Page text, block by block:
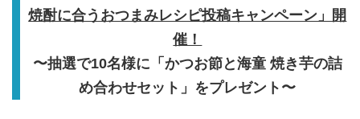
焼酎に合うおつまみレシピ投稿キャンペーン」開
催！
〜抽選で10名様に「かつお節と海童 焼き芋の詰
め合わせセット」をプレゼント〜